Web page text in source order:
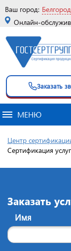
Ваш город: Белгород
Онлайн-
Заказать
МЕНЮ
Центр
Сертификация
Заказать
Имя